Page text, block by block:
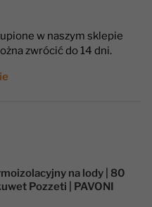
w naszym sklepie
zwrócić do 14 dni.
na lody | 80
Pozzeti | PAVONI